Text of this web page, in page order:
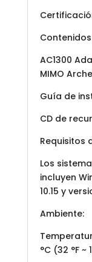
AC1300
MIMO
Guía de
CD de
Requisitos
Los
incluyen
10.15 y
Ambiente:
°C (32 °F ~